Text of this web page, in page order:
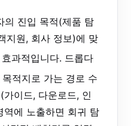
의 진입 목적(제품 탐
지원, 회사 정보)에 맞
과적입니다. 드롭다
적지로 가는 경로 수
이드, 다운로드, 인
역에 노출하면 회귀 탐